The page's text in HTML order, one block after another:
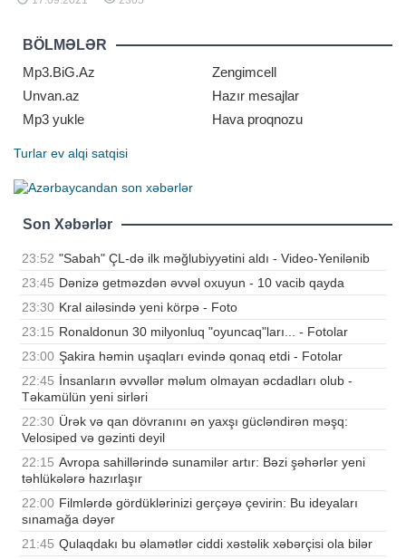
bölüşüb. Abbasovanın formada
çəkib. Onlar modelə bunla bağlı
suallar ünvanlayıblar
BÖLMƏLƏR
Mp3.BiG.Az
Zengimcell
Unvan.az
Hazır mesajlar
Mp3 yukle
Hava proqnozu
Turlar ev alqi satqisi
Son Xəbərlər
23:52 "Sabah" ÇL-də ilk məğlubiyyətini aldı - Video-Yenilənib
23:45 Dənizə getməzdən əvvəl oxuyun - 10 vacib qayda
23:30 Kral ailəsində yeni körpə - Foto
23:15 Ronaldonun 30 milyonluq "oyuncaq"ları... - Fotolar
23:00 Şakira həmin uşaqları evində qonaq etdi - Fotolar
22:45 İnsanların əvvəllər məlum olmayan əcdadları olub -
Təkamülün yeni sirləri
22:30 Ürək və qan dövranını ən yaxşı gücləndirən məşq:
Velosiped və gəzinti deyil
22:15 Avropa sahillərində sunamilər artır: Bəzi şəhərlər yeni
təhlükələrə hazırlaşır
22:00 Filmlərdə gördüklərinizi gerçəyə çevirin: Bu ideyaları
sınamağa dəyər
21:45 Qulaqdakı bu əlamətlər ciddi xəstəlik xəbərçisi ola bilər